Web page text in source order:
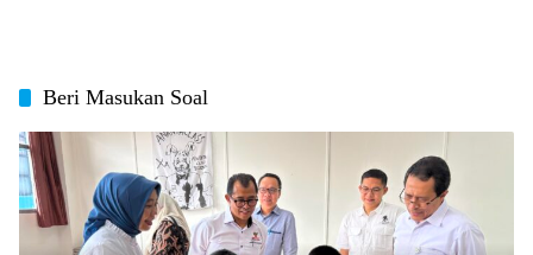
Beri Masukan Soal